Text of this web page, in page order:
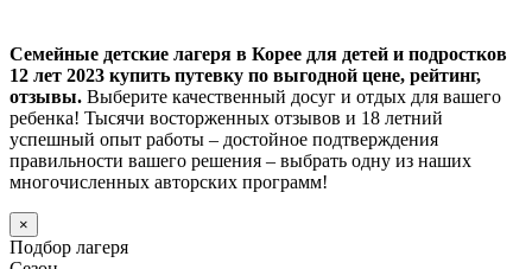
Семейные детские лагеря в Корее для детей и подростков
12 лет 2023 купить путевку по выгодной цене, рейтинг,
отзывы. Выберите качественный досуг и отдых для вашего
ребенка! Тысячи восторженных отзывов и 18 летний
успешный опыт работы – достойное подтверждения
правильности вашего решения – выбрать одну из наших
многочисленных авторских программ!
×
Подбор лагеря